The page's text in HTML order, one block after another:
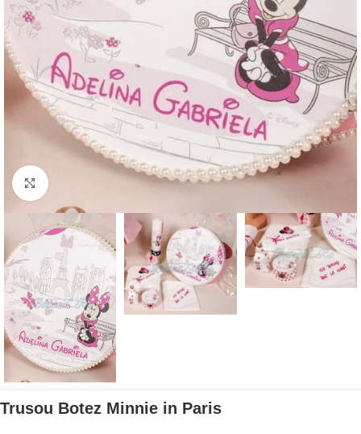
Mărește imaginea
Trusou Botez Minnie in Paris